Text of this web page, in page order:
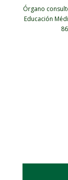
Órgano
Educación